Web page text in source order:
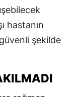
hastanın
şekilde